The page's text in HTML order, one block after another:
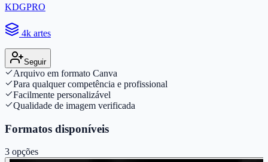
KDGPRO
4k artes
Seguir
Arquivo em formato Canva
Para qualquer competência e profissional
Facilmente personalizável
Qualidade de imagem verificada
Formatos disponíveis
3 opções